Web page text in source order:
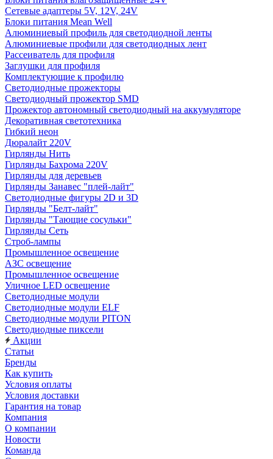
Сетевые адаптеры 5V, 12V, 24V
Блоки питания Mean Well
Алюминиевый профиль для светодиодной ленты
Алюминиевые профили для светодиодных лент
Рассеиватель для профиля
Заглушки для профиля
Комплектующие к профилю
Светодиодные прожекторы
Светодиодный прожектор SMD
Прожектор автономный светодиодный на аккумуляторе
Декоративная светотехника
Гибкий неон
Дюралайт 220V
Гирлянды Нить
Гирлянды Бахрома 220V
Гирлянды для деревьев
Гирлянды Занавес "плей-лайт"
Светодиодные фигуры 2D и 3D
Гирлянды "Белт-лайт"
Гирлянды "Тающие сосульки"
Гирлянды Сеть
Строб-лампы
Промышленное освещение
АЗС освещение
Промышленное освещение
Уличное LED освещение
Светодиодные модули
Светодиодные модули ELF
Светодиодные модули PITON
Светодиодные пиксели
Акции
Статьи
Бренды
Как купить
Условия оплаты
Условия доставки
Гарантия на товар
Компания
О компании
Новости
Команда